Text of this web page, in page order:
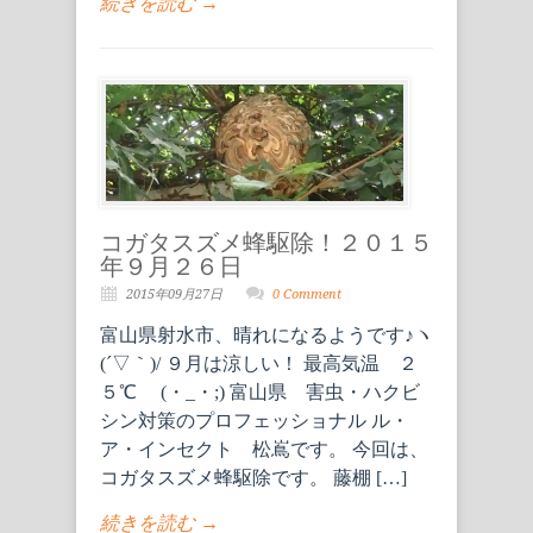
コガタスズメ蜂駆除！２０１５
年９月２６日
2015年09月27日 0 Comment
富山県射水市、晴れになるようです♪ヽ
(´▽｀)/ ９月は涼しい！ 最高気温 ２
５℃ (・_・;) 富山県 害虫・ハクビ
シン対策のプロフェッショナル ル・
ア・インセクト 松嶌です。 今回は、
コガタスズメ蜂駆除です。 藤棚 […]
続きを読む →